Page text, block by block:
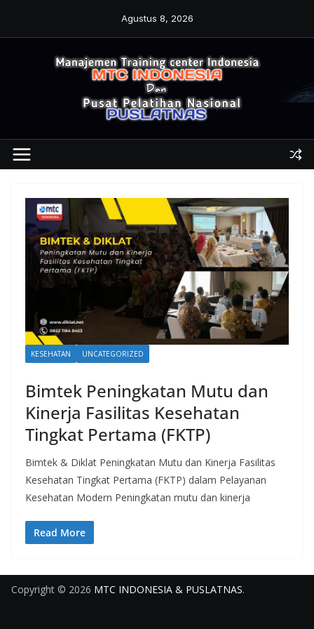
Agustus 8, 2026
KESEHATAN UNCATEGORIZED
Bimtek Peningkatan Mutu dan
Kinerja Fasilitas Kesehatan
Tingkat Pertama (FKTP)
Bimtek & Diklat Peningkatan Mutu dan Kinerja Fasilitas
Kesehatan Tingkat Pertama (FKTP) dalam Pelayanan
Kesehatan Modern Peningkatan mutu dan kinerja
Read More
Copyright © 2026 MTC INDONESIA & PUSLATNAS.